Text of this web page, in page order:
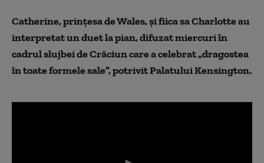
Catherine, prinţesa de Wales, şi fiica sa Charlotte au
interpretat un duet la pian, difuzat miercuri în
cadrul slujbei de Crăciun care a celebrat „dragostea
în toate formele sale”, potrivit Palatului Kensington.